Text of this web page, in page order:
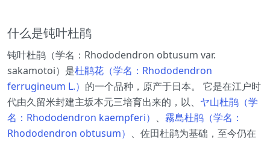
什么是钝叶杜鹃
钝叶杜鹃（学名：Rhododendron obtusum var.
sakamotoi）是杜鹃花（学名：Rhododendron
ferrugineum L.） 的一个品种，原产于日本。 它是在江户时
代由久留米封建主坂本元三培育出来的，以、 ヤ山杜鹃（学
名：Rhododendron kaempferi） 、 霧島杜鹃（学名：
Rhododendron obtusum） 、佐田杜鹃为基础，至今仍在